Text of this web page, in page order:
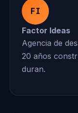
FI
Factor Ideas
Agencia de
20 años
duran.